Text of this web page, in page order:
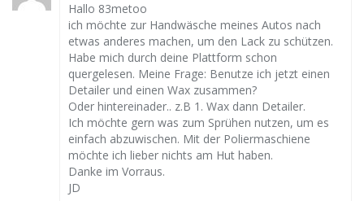
Hallo 83metoo
ich möchte zur Handwäsche meines Autos nach
etwas anderes machen, um den Lack zu schützen.
Habe mich durch deine Plattform schon
quergelesen. Meine Frage: Benutze ich jetzt einen
Detailer und einen Wax zusammen?
Oder hintereinader.. z.B 1. Wax dann Detailer.
Ich möchte gern was zum Sprühen nutzen, um es
einfach abzuwischen. Mit der Poliermaschiene
möchte ich lieber nichts am Hut haben.
Danke im Vorraus.
JD